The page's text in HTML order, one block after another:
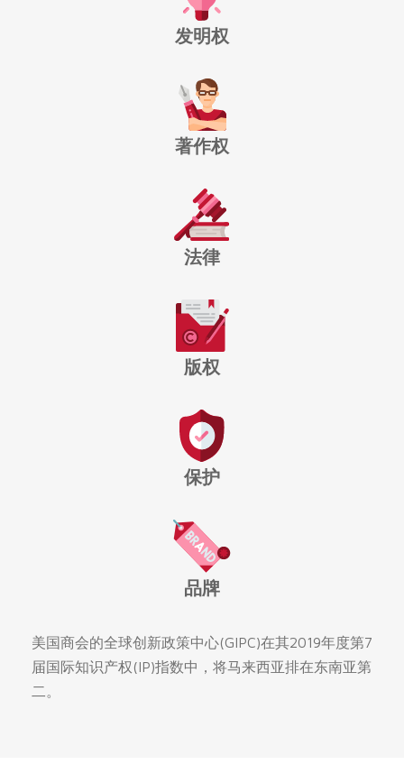
发明权
著作权
法律
版权
保护
品牌
美国商会的全球创新政策中心(GIPC)在其2019年度第7
届国际知识产权(IP)指数中，将马来西亚排在东南亚第
二。